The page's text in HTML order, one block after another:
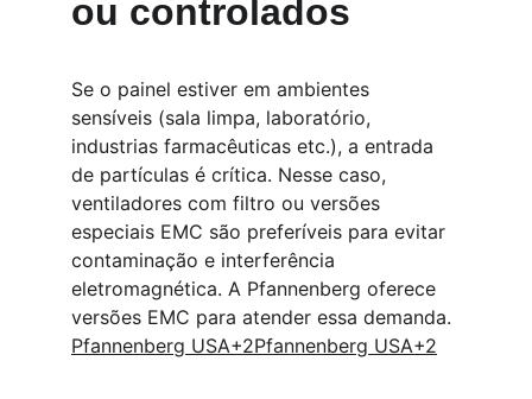
ou controlados
Se o painel estiver em ambientes
sensíveis (sala limpa, laboratório,
industrias farmacêuticas etc.), a entrada
de partículas é crítica. Nesse caso,
ventiladores com filtro ou versões
especiais EMC são preferíveis para evitar
contaminação e interferência
eletromagnética. A Pfannenberg oferece
versões EMC para atender essa demanda.
Pfannenberg USA+2Pfannenberg USA+2